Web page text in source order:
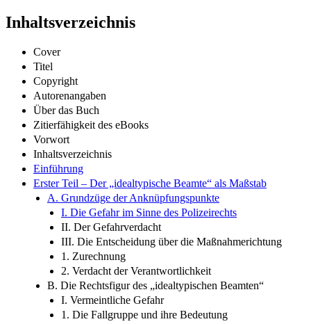
Inhaltsverzeichnis
Cover
Titel
Copyright
Autorenangaben
Über das Buch
Zitierfähigkeit des eBooks
Vorwort
Inhaltsverzeichnis
Einführung
Erster Teil – Der „idealtypische Beamte“ als Maßstab
A. Grundzüge der Anknüpfungspunkte
I. Die Gefahr im Sinne des Polizeirechts
II. Der Gefahrverdacht
III. Die Entscheidung über die Maßnahmerichtung
1. Zurechnung
2. Verdacht der Verantwortlichkeit
B. Die Rechtsfigur des „idealtypischen Beamten“
I. Vermeintliche Gefahr
1. Die Fallgruppe und ihre Bedeutung